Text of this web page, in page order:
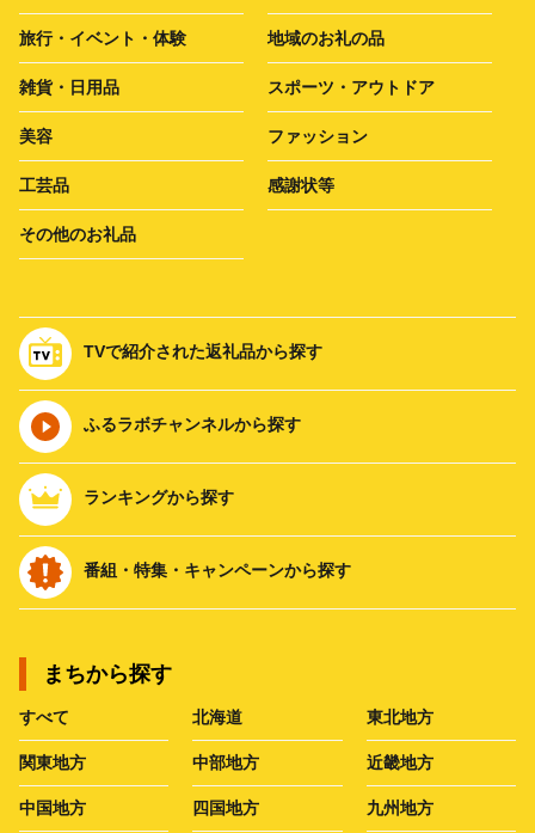
旅行・イベント・体験 地域のお礼の品
雑貨・日用品 スポーツ・アウトドア
美容 ファッション
工芸品 感謝状等
その他のお礼品
TVで紹介された返礼品から探す
ふるラボチャンネルから探す
ランキングから探す
番組・特集・キャンペーンから探す
まちから探す
すべて 北海道 東北地方
関東地方 中部地方 近畿地方
中国地方 四国地方 九州地方